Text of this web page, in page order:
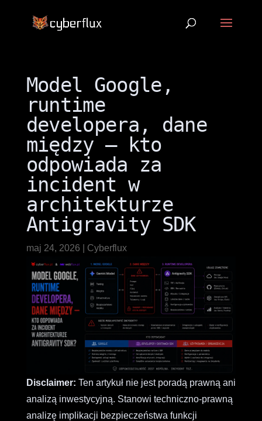
Model Google,
runtime
developera, dane
między — kto
odpowiada za
incident w
architekturze
Antigravity SDK
maj 24, 2026 Cyberflux
Disclaimer: Ten artykuł nie jest poradą prawną ani
analizą inwestycyjną. Stanowi techniczno-prawną
analizę implikacji bezpieczeństwa funkcji